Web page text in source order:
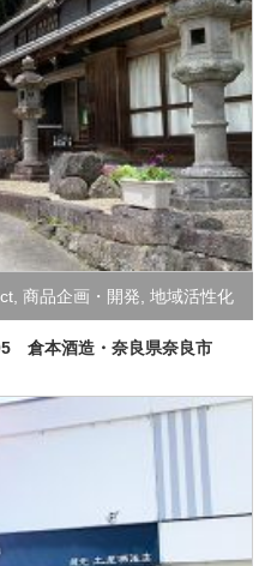
商品企画・開発 地域活性化
倉本酒造・奈良県奈良市